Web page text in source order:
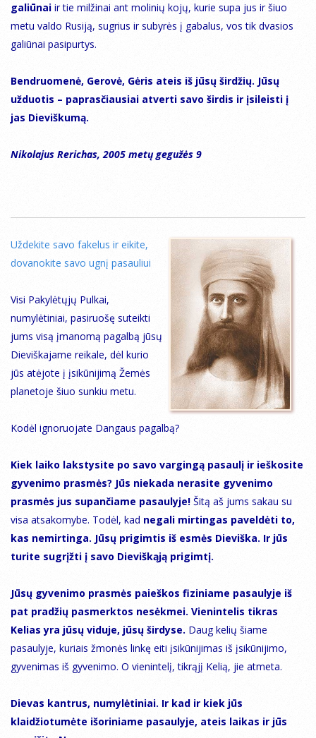
galiūnai ir tie milžinai ant molinių kojų, kurie supa jus ir šiuo
metu valdo Rusiją, sugrius ir subyrės į gabalus, vos tik dvasios
galiūnai pasipurtys.
Bendruomenė, Gerovė, Gėris ateis iš jūsų širdžių. Jūsų
užduotis – paprasčiausiai atverti savo širdis ir įsileisti į
jas Dieviškumą.
Nikolajus Rerichas, 2005 metų gegužės 9
Uždekite savo fakelus ir eikite,
dovanokite savo ugnį pasauliui
Visi Pakylėtųjų Pulkai,
numylėtiniai, pasiruošę suteikti
jums visą įmanomą pagalbą jūsų
Dieviškajame reikale, dėl kurio
jūs atėjote į įsikūnijimą Žemės
planetoje šiuo sunkiu metu.
Kodėl ignoruojate Dangaus pagalbą?
Kiek laiko lakstysite po savo vargingą pasaulį ir ieškosite
gyvenimo prasmės? Jūs niekada nerasite gyvenimo
prasmės jus supančiame pasaulyje! Šitą aš jums sakau su
visa atsakomybe. Todėl, kad negali mirtingas paveldėti to,
kas nemirtinga. Jūsų prigimtis iš esmės Dieviška. Ir jūs
turite sugrįžti į savo Dieviškąją prigimtį.
Jūsų gyvenimo prasmės paieškos fiziniame pasaulyje iš
pat pradžių pasmerktos nesėkmei. Vienintelis tikras
Kelias yra jūsų viduje, jūsų širdyse. Daug kelių šiame
pasaulyje, kuriais žmonės linkę eiti įsikūnijimas iš įsikūnijimo,
gyvenimas iš gyvenimo. O vienintelį, tikrąjį Kelią, jie atmeta.
Dievas kantrus, numylėtiniai. Ir kad ir kiek jūs
klaidžiotumėte išoriniame pasaulyje, ateis laikas ir jūs